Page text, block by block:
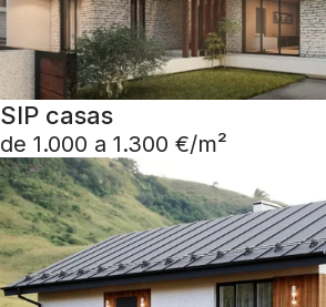
SIP casas
de 1.000 a 1.300 €/m²